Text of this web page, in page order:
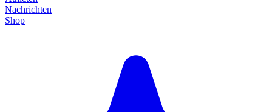
Nachrichten
Shop